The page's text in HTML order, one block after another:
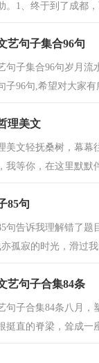
。1、终于到了成都
艺句子集合96句
句子集合96句岁月
子96句,希望对大家
理美文
美文轻抚桑树，幕
我等你，在这里默默
85句
句告诉我理解错了
孤寂的时光，滑过
艺句子合集84条
句子合集84条八月
挺直的脊梁，耸成一